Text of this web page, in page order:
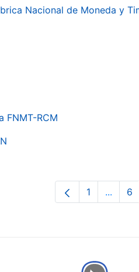
Nacional de Moneda y
FNMT-RCM
Page
1 ... 6